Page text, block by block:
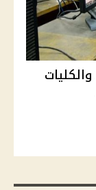
موعد تنسيق المرحلة الثانية 2026 والكليات